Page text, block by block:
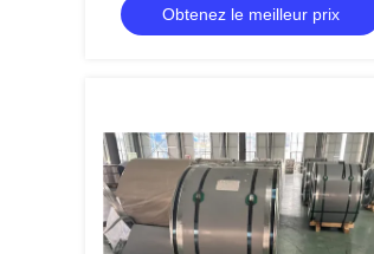
d'emballage de nourriture
Obtenez le meilleur prix